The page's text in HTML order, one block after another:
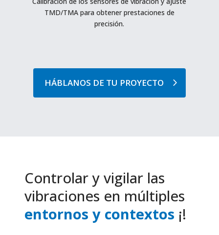
TMD/TMApara obtener prestaciones de
precisión.
HÁBLANOS DE TU PROYECTO
Controlar y vigilar las
vibraciones en múltiples
entornos y contextos ¡!